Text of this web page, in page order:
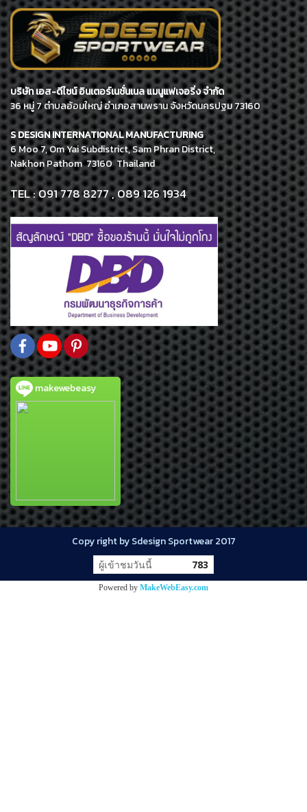
บริษัท เอส-ดีไซน์ อินเตอร์เนชั่นเนล แมนูแฟเจอริ่ง จำกัด
36 หมู่ 7 ตำบลอ้อมใหญ่ อำเภอสามพราน จังหวัดนครปฐม 73160
S DESIGN INTERNATIONAL MANUFACTURING
6 Moo 7, Om Yai Subdistrict, Sam Phran District,
Nakhon Pathom 73160 Thailand
TEL : 091 778 8277 , 089 126 1934
makewebeasy
Copy right by Sdesign Sportwear 2017
ผู้เข้าชมวันนี้ 783
Powered by MakeWebEasy.com